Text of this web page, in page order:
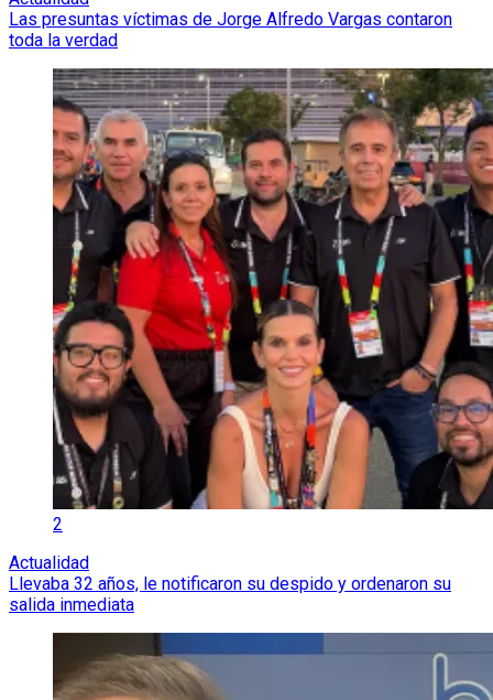
Las presuntas víctimas de Jorge Alfredo Vargas contaron
toda la verdad
2
Actualidad
Llevaba 32 años, le notificaron su despido y ordenaron su
salida inmediata